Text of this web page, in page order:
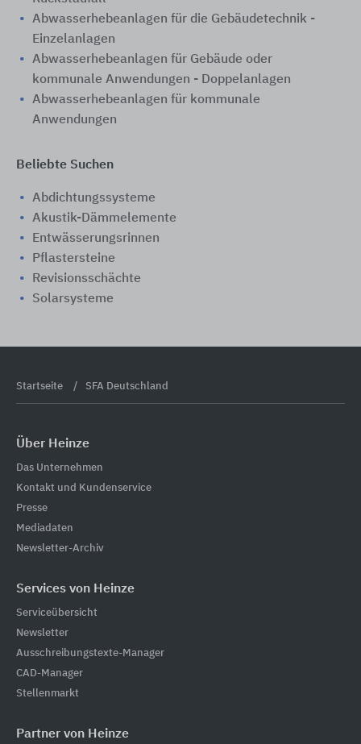
Abwasserhebeanlagen für die Gebäudetechnik -
Einzelanlagen
Abwasserhebeanlagen für Gebäude oder
kommunale Anwendungen - Doppelanlagen
Abwasserhebeanlagen für kommunale
Anwendungen
Beliebte Suchen
Abdichtungssysteme
Akustik-Dämmelemente
Entwässerungsrinnen
Pflastersteine
Revisionsschächte
Solarsysteme
Startseite SFA Deutschland
Über Heinze
Das Unternehmen
Kontakt und Kundenservice
Presse
Mediadaten
Newsletter-Archiv
Services von Heinze
Serviceübersicht
Newsletter
Ausschreibungstexte-Manager
CAD-Manager
Stellenmarkt
Partner von Heinze